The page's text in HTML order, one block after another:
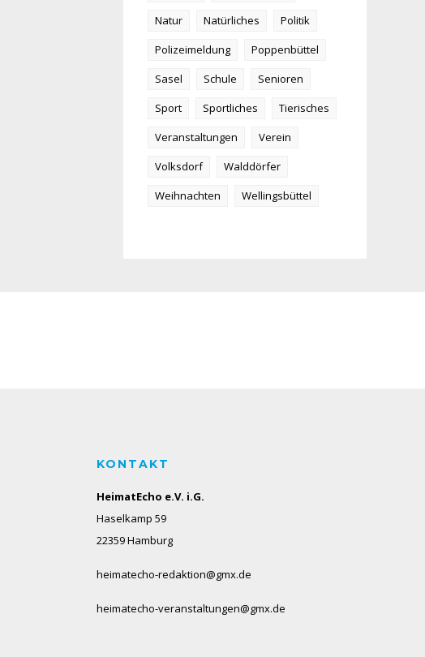
Natur
Natürliches
Politik
Polizeimeldung
Poppenbüttel
Sasel
Schule
Senioren
Sport
Sportliches
Tierisches
Veranstaltungen
Verein
Volksdorf
Walddörfer
Weihnachten
Wellingsbüttel
KONTAKT
HeimatEcho e.V. i.G.
Haselkamp 59
22359 Hamburg
heimatecho-redaktion@gmx.de
heimatecho-veranstaltungen@gmx.de